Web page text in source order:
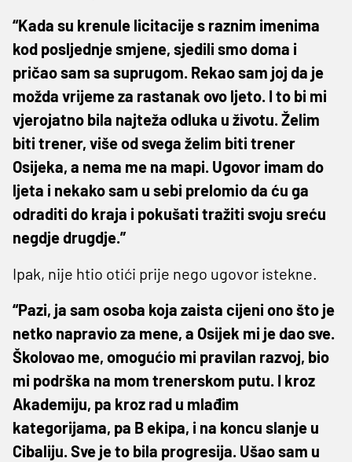
“Kada su krenule licitacije s raznim imenima
kod posljednje smjene, sjedili smo doma i
pričao sam sa suprugom. Rekao sam joj da je
možda vrijeme za rastanak ovo ljeto. I to bi mi
vjerojatno bila najteža odluka u životu. Želim
biti trener, više od svega želim biti trener
Osijeka, a nema me na mapi. Ugovor imam do
ljeta i nekako sam u sebi prelomio da ću ga
odraditi do kraja i pokušati tražiti svoju sreću
negdje drugdje.”
Ipak, nije htio otići prije nego ugovor istekne.
“Pazi, ja sam osoba koja zaista cijeni ono što je
netko napravio za mene, a Osijek mi je dao sve.
Školovao me, omogućio mi pravilan razvoj, bio
mi podrška na mom trenerskom putu. I kroz
Akademiju, pa kroz rad u mlađim
kategorijama, pa B ekipa, i na koncu slanje u
Cibaliju. Sve je to bila progresija. Ušao sam u